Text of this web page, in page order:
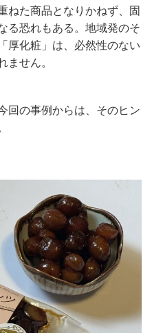
ねた商品となりかねず、固
る恐れもある。地域発のそ
厚化粧」は、必然性のない
ません。
回の事例からは、そのヒン